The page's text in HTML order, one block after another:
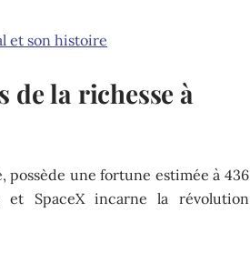
et son histoire
de la richesse à
possède une fortune estimée à 436
et SpaceX incarne la révolution